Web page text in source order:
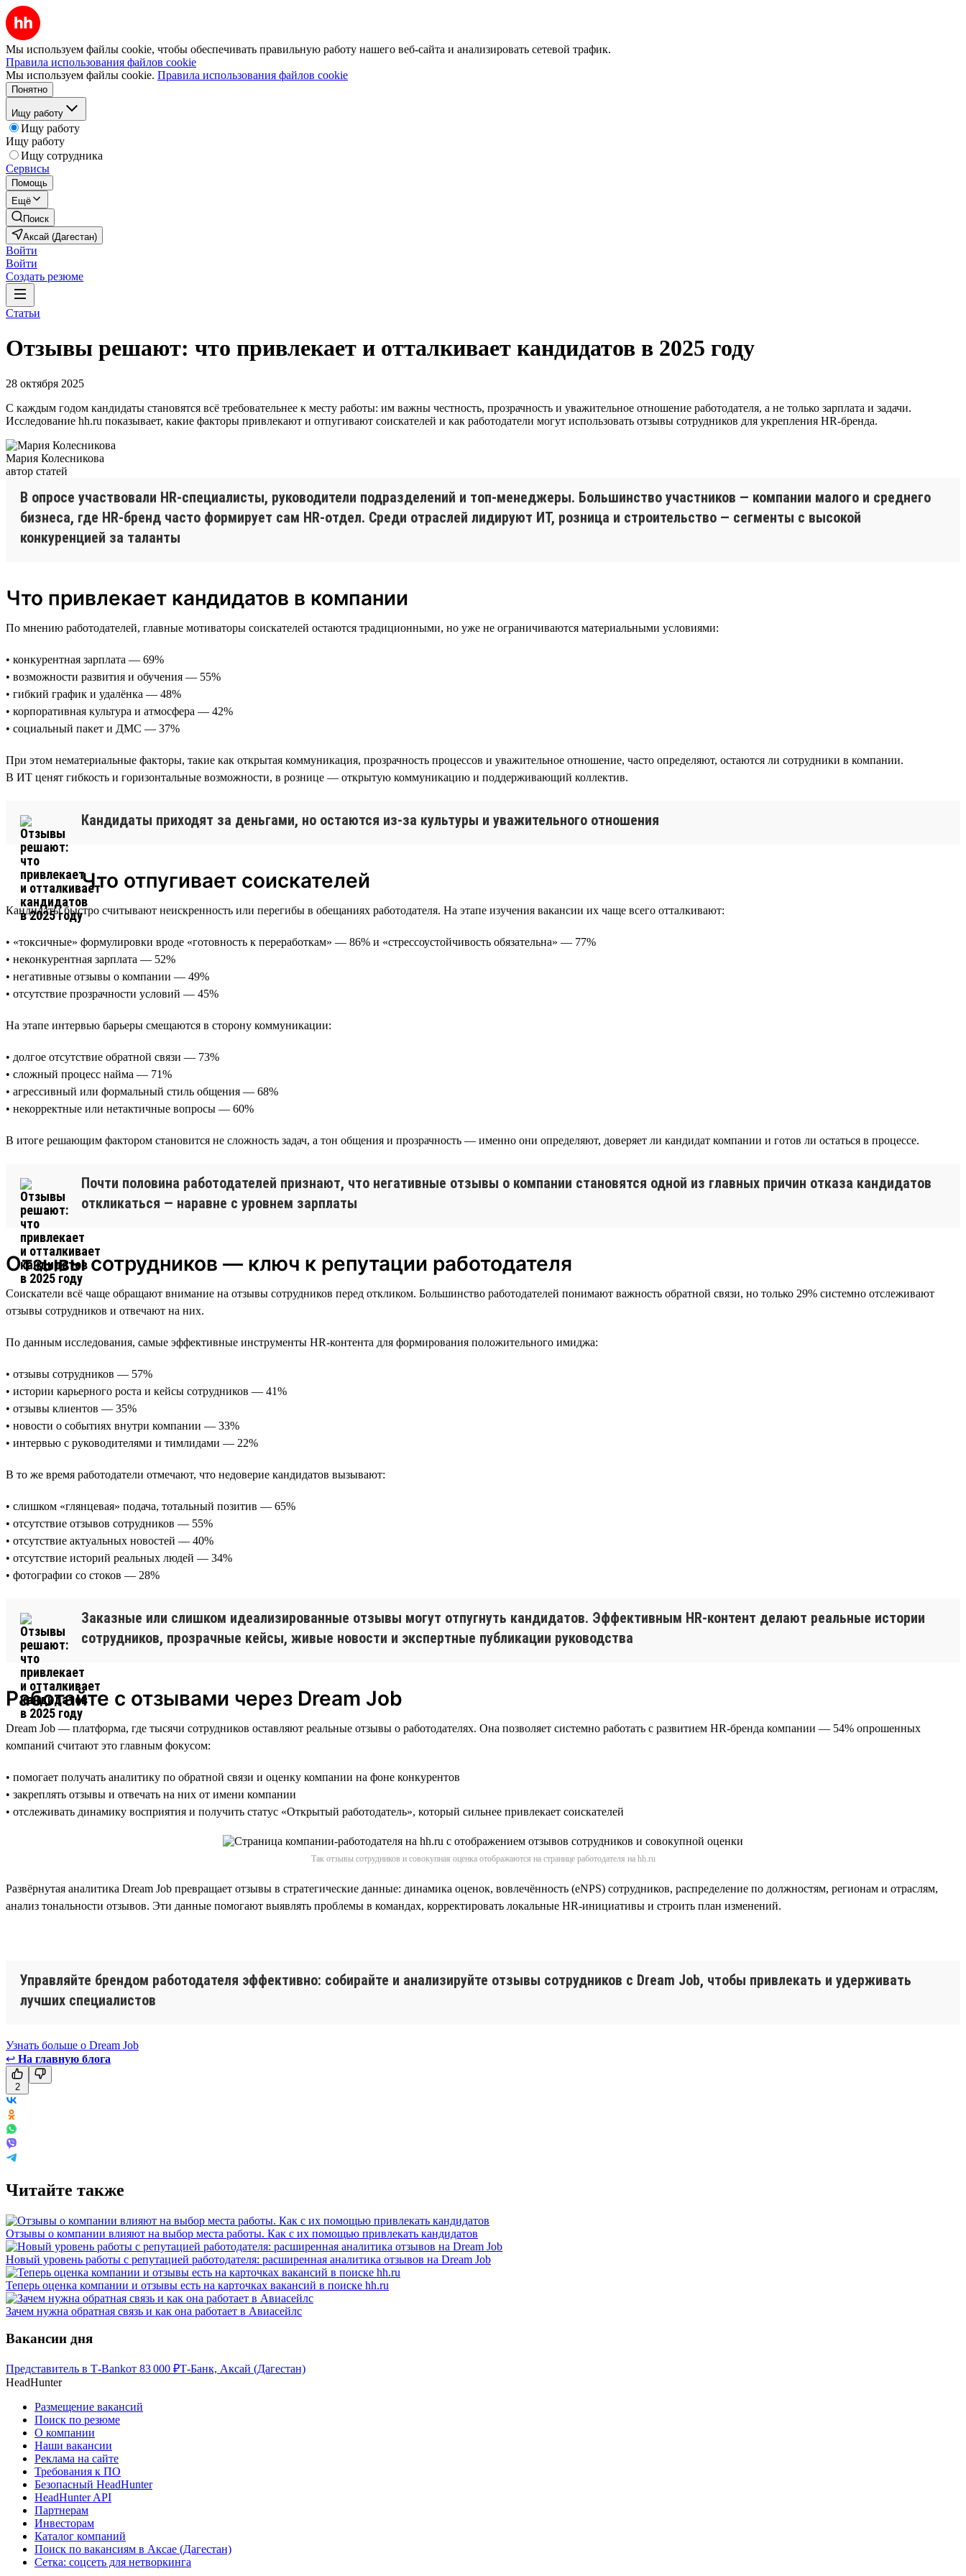
Мы используем файлы cookie, чтобы обеспечивать правильную работу нашего веб-сайта и анализировать сетевой трафик.
Правила использования файлов cookie
Мы используем файлы cookie. Правила использования файлов cookie
Понятно
Ищу работу
Ищу работу
Ищу работу
Ищу сотрудника
Сервисы
Помощь
Ещё
Поиск
Аксай (Дагестан)
Войти
Войти
Создать резюме
Статьи
Отзывы решают: что привлекает и отталкивает кандидатов в 2025 году
28 октября 2025
С каждым годом кандидаты становятся всё требовательнее к месту работы: им важны честность, прозрачность и уважительное отношение работодателя, а не только зарплата и задачи.
Исследование hh.ru показывает, какие факторы привлекают и отпугивают соискателей и как работодатели могут использовать отзывы сотрудников для укрепления HR-бренда.
Мария Колесникова
автор статей
В опросе участвовали HR-специалисты, руководители подразделений и топ-менеджеры. Большинство участников — компании малого и среднего
бизнеса, где HR-бренд часто формирует сам HR-отдел. Среди отраслей лидируют ИТ, розница и строительство — сегменты с высокой
конкуренцией за таланты
Что привлекает кандидатов в компании
По мнению работодателей, главные мотиваторы соискателей остаются традиционными, но уже не ограничиваются материальными условиями:
• конкурентная зарплата — 69%
• возможности развития и обучения — 55%
• гибкий график и удалёнка — 48%
• корпоративная культура и атмосфера — 42%
• социальный пакет и ДМС — 37%
При этом нематериальные факторы, такие как открытая коммуникация, прозрачность процессов и уважительное отношение, часто определяют, остаются ли сотрудники в компании.
В ИТ ценят гибкость и горизонтальные возможности, в рознице — открытую коммуникацию и поддерживающий коллектив.
Кандидаты приходят за деньгами, но остаются из-за культуры и уважительного отношения
Что отпугивает соискателей
Кандидаты быстро считывают неискренность или перегибы в обещаниях работодателя. На этапе изучения вакансии их чаще всего отталкивают:
• «токсичные» формулировки вроде «готовность к переработкам» — 86% и «стрессоустойчивость обязательна» — 77%
• неконкурентная зарплата — 52%
• негативные отзывы о компании — 49%
• отсутствие прозрачности условий — 45%
На этапе интервью барьеры смещаются в сторону коммуникации:
• долгое отсутствие обратной связи — 73%
• сложный процесс найма — 71%
• агрессивный или формальный стиль общения — 68%
• некорректные или нетактичные вопросы — 60%
В итоге решающим фактором становится не сложность задач, а тон общения и прозрачность — именно они определяют, доверяет ли кандидат компании и готов ли остаться в процессе.
Почти половина работодателей признают, что негативные отзывы о компании становятся одной из главных причин отказа кандидатов
откликаться — наравне с уровнем зарплаты
Отзывы сотрудников — ключ к репутации работодателя
Соискатели всё чаще обращают внимание на отзывы сотрудников перед откликом. Большинство работодателей понимают важность обратной связи, но только 29% системно отслеживают
отзывы сотрудников и отвечают на них.
По данным исследования, самые эффективные инструменты HR-контента для формирования положительного имиджа:
• отзывы сотрудников — 57%
• истории карьерного роста и кейсы сотрудников — 41%
• отзывы клиентов — 35%
• новости о событиях внутри компании — 33%
• интервью с руководителями и тимлидами — 22%
В то же время работодатели отмечают, что недоверие кандидатов вызывают:
• слишком «глянцевая» подача, тотальный позитив — 65%
• отсутствие отзывов сотрудников — 55%
• отсутствие актуальных новостей — 40%
• отсутствие историй реальных людей — 34%
• фотографии со стоков — 28%
Заказные или слишком идеализированные отзывы могут отпугнуть кандидатов. Эффективным HR-контент делают реальные истории
сотрудников, прозрачные кейсы, живые новости и экспертные публикации руководства
Работайте с отзывами через Dream Job
Dream Job — платформа, где тысячи сотрудников оставляют реальные отзывы о работодателях. Она позволяет системно работать с развитием HR-бренда компании — 54% опрошенных
компаний считают это главным фокусом:
• помогает получать аналитику по обратной связи и оценку компании на фоне конкурентов
• закреплять отзывы и отвечать на них от имени компании
• отслеживать динамику восприятия и получить статус «Открытый работодатель», который сильнее привлекает соискателей
Так отзывы сотрудников и совокупная оценка отображаются на странице работодателя на hh.ru
Развёрнутая аналитика Dream Job превращает отзывы в стратегические данные: динамика оценок, вовлечённость (eNPS) сотрудников, распределение по должностям, регионам и отраслям,
анализ тональности отзывов. Эти данные помогают выявлять проблемы в командах, корректировать локальные HR-инициативы и строить план изменений.
Управляйте брендом работодателя эффективно: собирайте и анализируйте отзывы сотрудников с Dream Job, чтобы привлекать и удерживать
лучших специалистов
Узнать больше о Dream Job
↩ На главную блога
2
Читайте также
Отзывы о компании влияют на выбор места работы. Как с их помощью привлекать кандидатов
Новый уровень работы с репутацией работодателя: расширенная аналитика отзывов на Dream Job
Теперь оценка компании и отзывы есть на карточках вакансий в поиске hh.ru
Зачем нужна обратная связь и как она работает в Авиасейлс
Вакансии дня
Представитель в Т-Bankот 83 000 ₽Т-Банк, Аксай (Дагестан)
HeadHunter
Размещение вакансий
Поиск по резюме
О компании
Наши вакансии
Реклама на сайте
Требования к ПО
Безопасный HeadHunter
HeadHunter API
Партнерам
Инвесторам
Каталог компаний
Поиск по вакансиям в Аксае (Дагестан)
Сетка: соцсеть для нетворкинга